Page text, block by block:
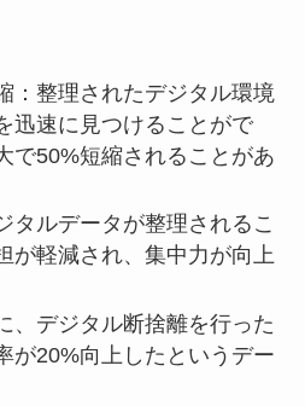
：整理されたデジタル環境
迅速に見つけることがで
で50%短縮されることがあ
タルデータが整理されるこ
が軽減され、集中力が向上
、デジタル断捨離を行った
が20%向上したというデー